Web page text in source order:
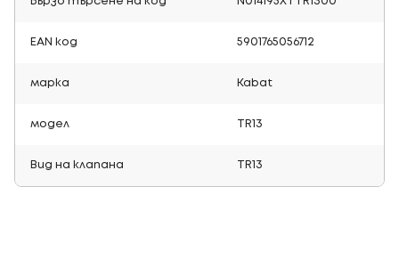
EAN код 5901765056712
марка Kabat
модел TR13
Вид на клапана TR13